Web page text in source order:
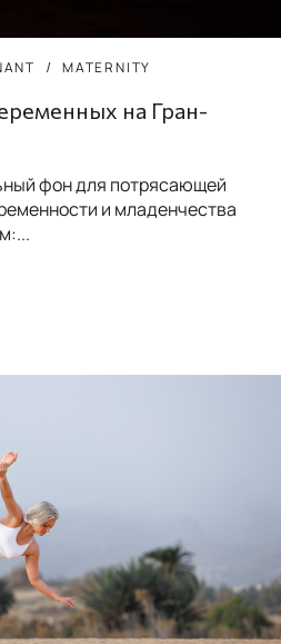
MATERNITY
на Гран-
фон для потрясающей
и младенчества